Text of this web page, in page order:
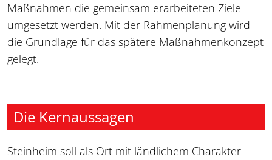
Maßnahmen die gemeinsam erarbeiteten Ziele
umgesetzt werden. Mit der Rahmenplanung wird
die Grundlage für das spätere Maßnahmenkonzept
gelegt.
Die Kernaussagen
Steinheim soll als Ort mit ländlichem Charakter